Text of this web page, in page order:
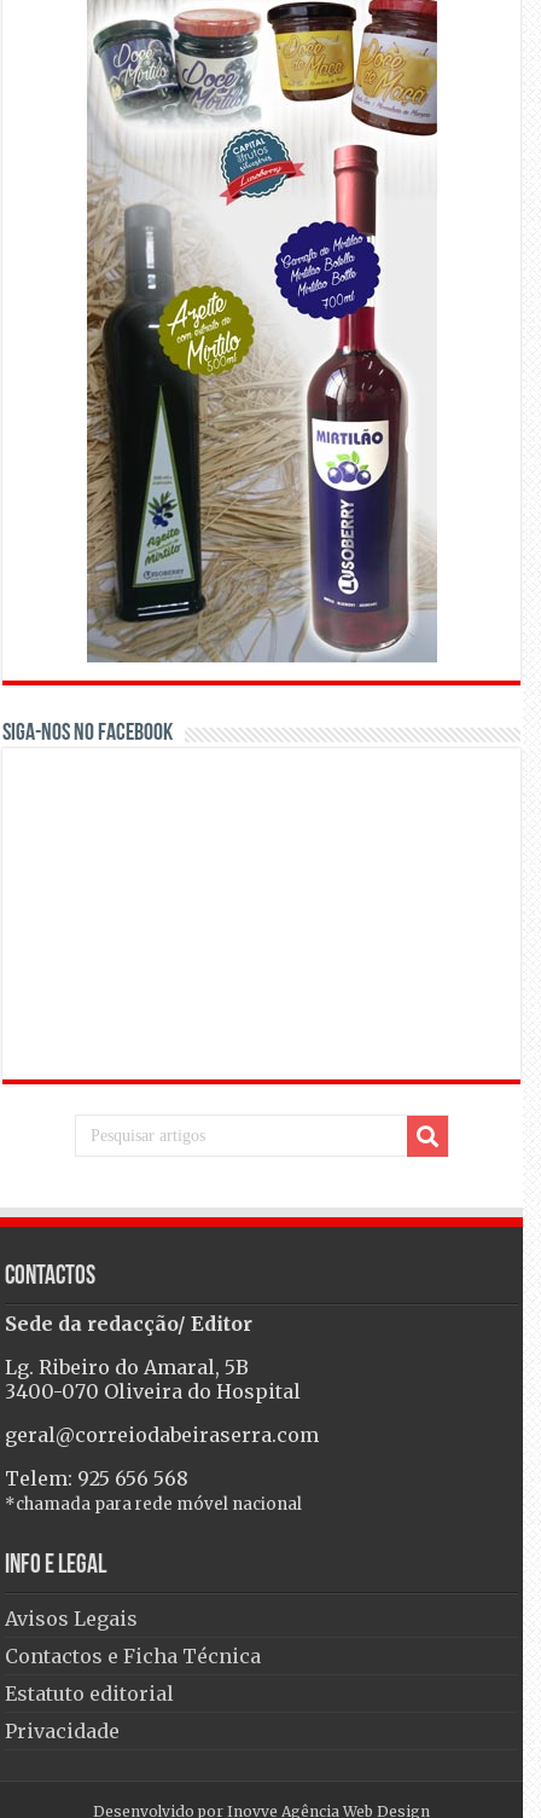
Siga-nos no Facebook
Contactos
Sede da redacção/ Editor
Lg. Ribeiro do Amaral, 5B
3400-070 Oliveira do Hospital
geral@correiodabeiraserra.com
Telem: 925 656 568
*chamada para rede móvel nacional
Info e Legal
Avisos Legais
Contactos e Ficha Técnica
Estatuto editorial
Privacidade
Desenvolvido por Inovve Agência Web Design